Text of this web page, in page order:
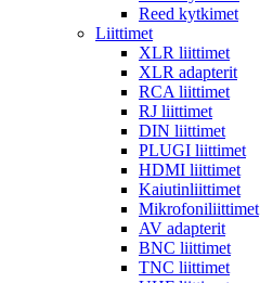
Reed kytkimet
Liittimet
XLR liittimet
XLR adapterit
RCA liittimet
RJ liittimet
DIN liittimet
PLUGI liittimet
HDMI liittimet
Kaiutinliittimet
Mikrofoniliittimet
AV adapterit
BNC liittimet
TNC liittimet